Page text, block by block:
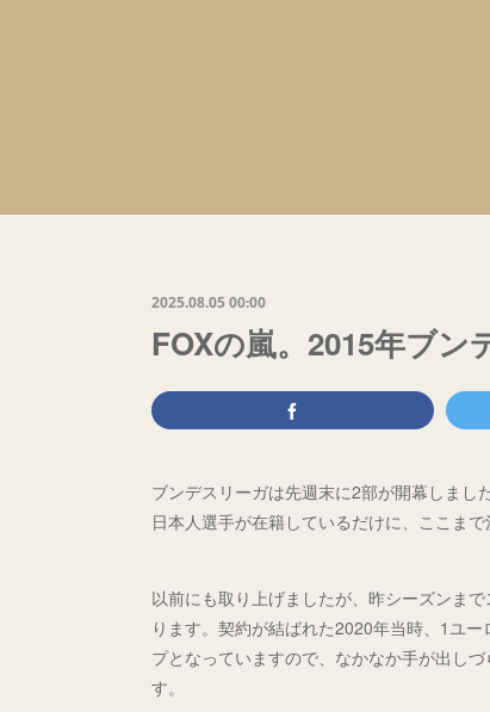
2025.08.05 00:00
FOXの嵐。2015年ブン
ブンデスリーガは先週末に2部が開幕しま
日本人選手が在籍しているだけに、ここま
以前にも取り上げましたが、昨シーズンま
ります。契約が結ばれた2020年当時、1ユ
プとなっていますので、なかなか手が出し
す。